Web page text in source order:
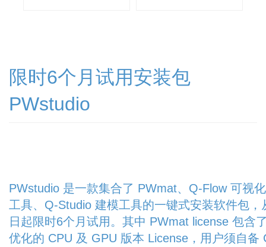
限时6个月试用安装包
PWstudio
PWstudio 是一款集合了 PWmat、Q-Flow 可视
工具、Q-Studio 建模工具的一键式安装软件包，
日起限时6个月试用。其中 PWmat license 包含
优化的 CPU 及 GPU 版本 License，用户须自备